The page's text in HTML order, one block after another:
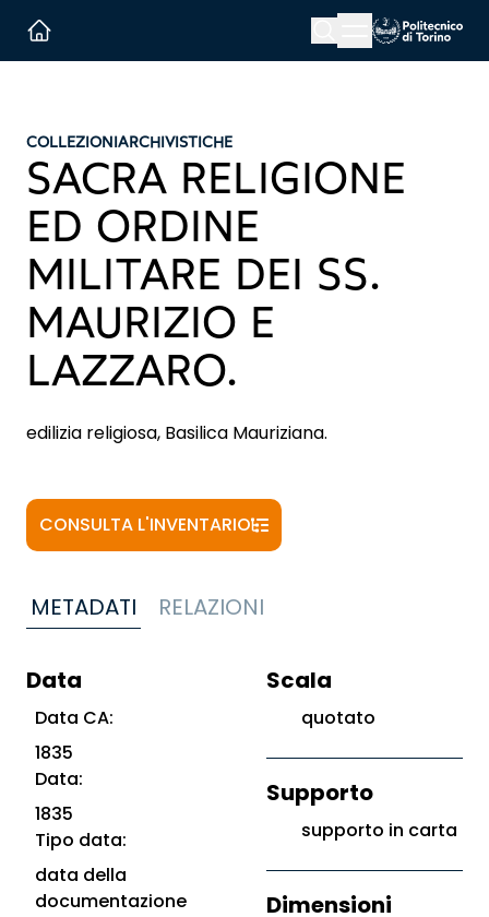
Menu button
COLLEZIONIARCHIVISTICHE
SACRA RELIGIONE
ED ORDINE
MILITARE DEI SS.
MAURIZIO E
LAZZARO.
edilizia religiosa, Basilica Mauriziana.
CONSULTA L'INVENTARIO
METADATI RELAZIONI
Data
Data CA:
1835
Data:
1835
Tipo data:
data della
documentazione
Scala
quotato
Supporto
supporto in carta
Dimensioni